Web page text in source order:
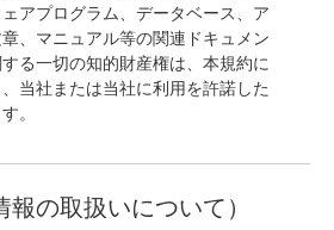
アプログラム、データベース、ア
、マニュアル等の関連ドキュメン
する一切の知的財産権は、本規約に
当社または当社に利用を許諾した
。
の取扱いについて）